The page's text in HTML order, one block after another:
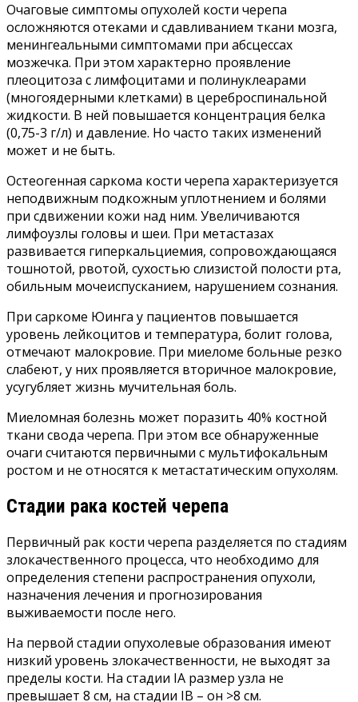
Очаговые симптомы опухолей кости черепа
осложняются отеками и сдавливанием ткани мозга,
менингеальными симптомами при абсцессах
мозжечка. При этом характерно проявление
плеоцитоза с лимфоцитами и полинуклеарами
(многоядерными клетками) в цереброспинальной
жидкости. В ней повышается концентрация белка
(0,75-3 г/л) и давление. Но часто таких изменений
может и не быть.
Остеогенная саркома кости черепа характеризуется
неподвижным подкожным уплотнением и болями
при сдвижении кожи над ним. Увеличиваются
лимфоузлы головы и шеи. При метастазах
развивается гиперкальциемия, сопровождающаяся
тошнотой, рвотой, сухостью слизистой полости рта,
обильным мочеиспусканием, нарушением сознания.
При саркоме Юинга у пациентов повышается
уровень лейкоцитов и температура, болит голова,
отмечают малокровие. При миеломе больные резко
слабеют, у них проявляется вторичное малокровие,
усугубляет жизнь мучительная боль.
Миеломная болезнь может поразить 40% костной
ткани свода черепа. При этом все обнаруженные
очаги считаются первичными с мультифокальным
ростом и не относятся к метастатическим опухолям.
Стадии рака костей черепа
Первичный рак кости черепа разделяется по стадиям
злокачественного процесса, что необходимо для
определения степени распространения опухоли,
назначения лечения и прогнозирования
выживаемости после него.
На первой стадии опухолевые образования имеют
низкий уровень злокачественности, не выходят за
пределы кости. На стадии IA размер узла не
превышает 8 см, на стадии IB – он >8 см.